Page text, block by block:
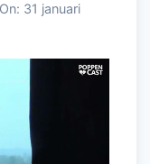
31 januari